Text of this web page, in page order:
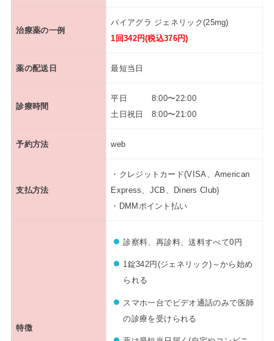
治療薬の一例
バイアグラ ジェネリック(25mg)
1回342円(税込376円)
薬の配送日 最短当日
診療時間
平日 8:00〜22:00
土日祝日 8:00〜21:00
予約方法 web
支払方法
・クレジットカード(VISA、American
Express、JCB、Diners Club)
・DMMポイント払い
特徴
診察料、再診料、送料すべて0円
1錠342円(ジェネリック)～から始め
られる
スマホ一台でビデオ通話のみで医師
の診療を受けられる